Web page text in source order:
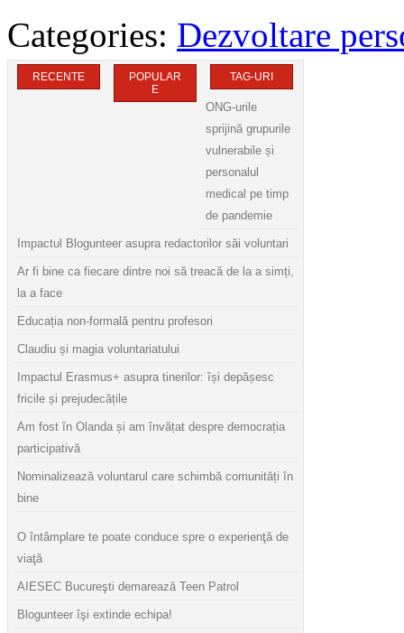
Categories: Dezvoltare
RECENTE
POPULAR
E
TAG-URI
ONG-urile
sprijină grupurile
vulnerabile și
personalul
medical pe timp
de pandemie
Impactul Blogunteer asupra redactorilor săi voluntari
Ar fi bine ca fiecare dintre noi să treacă de la a simți,
la a face
Educația non-formală pentru profesori
Claudiu și magia voluntariatului
Impactul Erasmus+ asupra tinerilor: își depășesc
fricile și prejudecățile
Am fost în Olanda și am învățat despre democrația
participativă
Nominalizează voluntarul care schimbă comunități în
bine
O întâmplare te poate conduce spre o experienţă de
viaţă
AIESEC Bucureşti demarează Teen Patrol
Blogunteer îşi extinde echipa!